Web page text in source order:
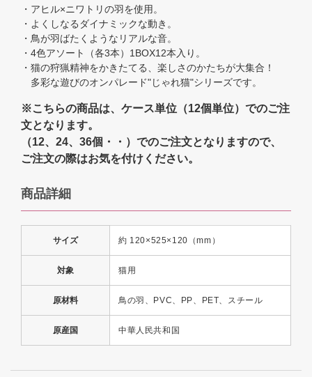
・アヒル×ニワトリの羽を使用。
・よくしなるダイナミックな動き。
・鳥が羽ばたくようなリアルな音。
・4色アソート（各3本）1BOX12本入り。
・猫の狩猟精神をかきたてる、楽しさのかたちが大集合！
多彩な遊びのオンパレード"じゃれ猫"シリーズです。
※こちらの商品は、ケース単位（12個単位）でのご注
文となります。
（12、24、36個・・）でのご注文となりますので、
ご注文の際はお気を付けください。
商品詳細
サイズ 約 120×525×120（mm）
対象 猫用
原材料 鳥の羽、PVC、PP、PET、スチール
原産国 中華人民共和国